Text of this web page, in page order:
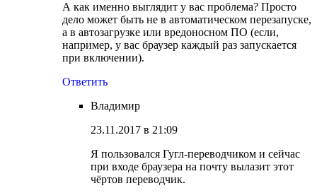
А как именно выглядит у вас проблема? Просто
дело может быть не в автоматическом перезапуске,
а в автозагрузке или вредоносном ПО (если,
например, у вас браузер каждый раз запускается
при включении).
Ответить
Владимир
23.11.2017 в 21:09
Я пользовался Гугл-переводчиком и сейчас
при входе браузера на почту вылазит этот
чёртов переводчик.